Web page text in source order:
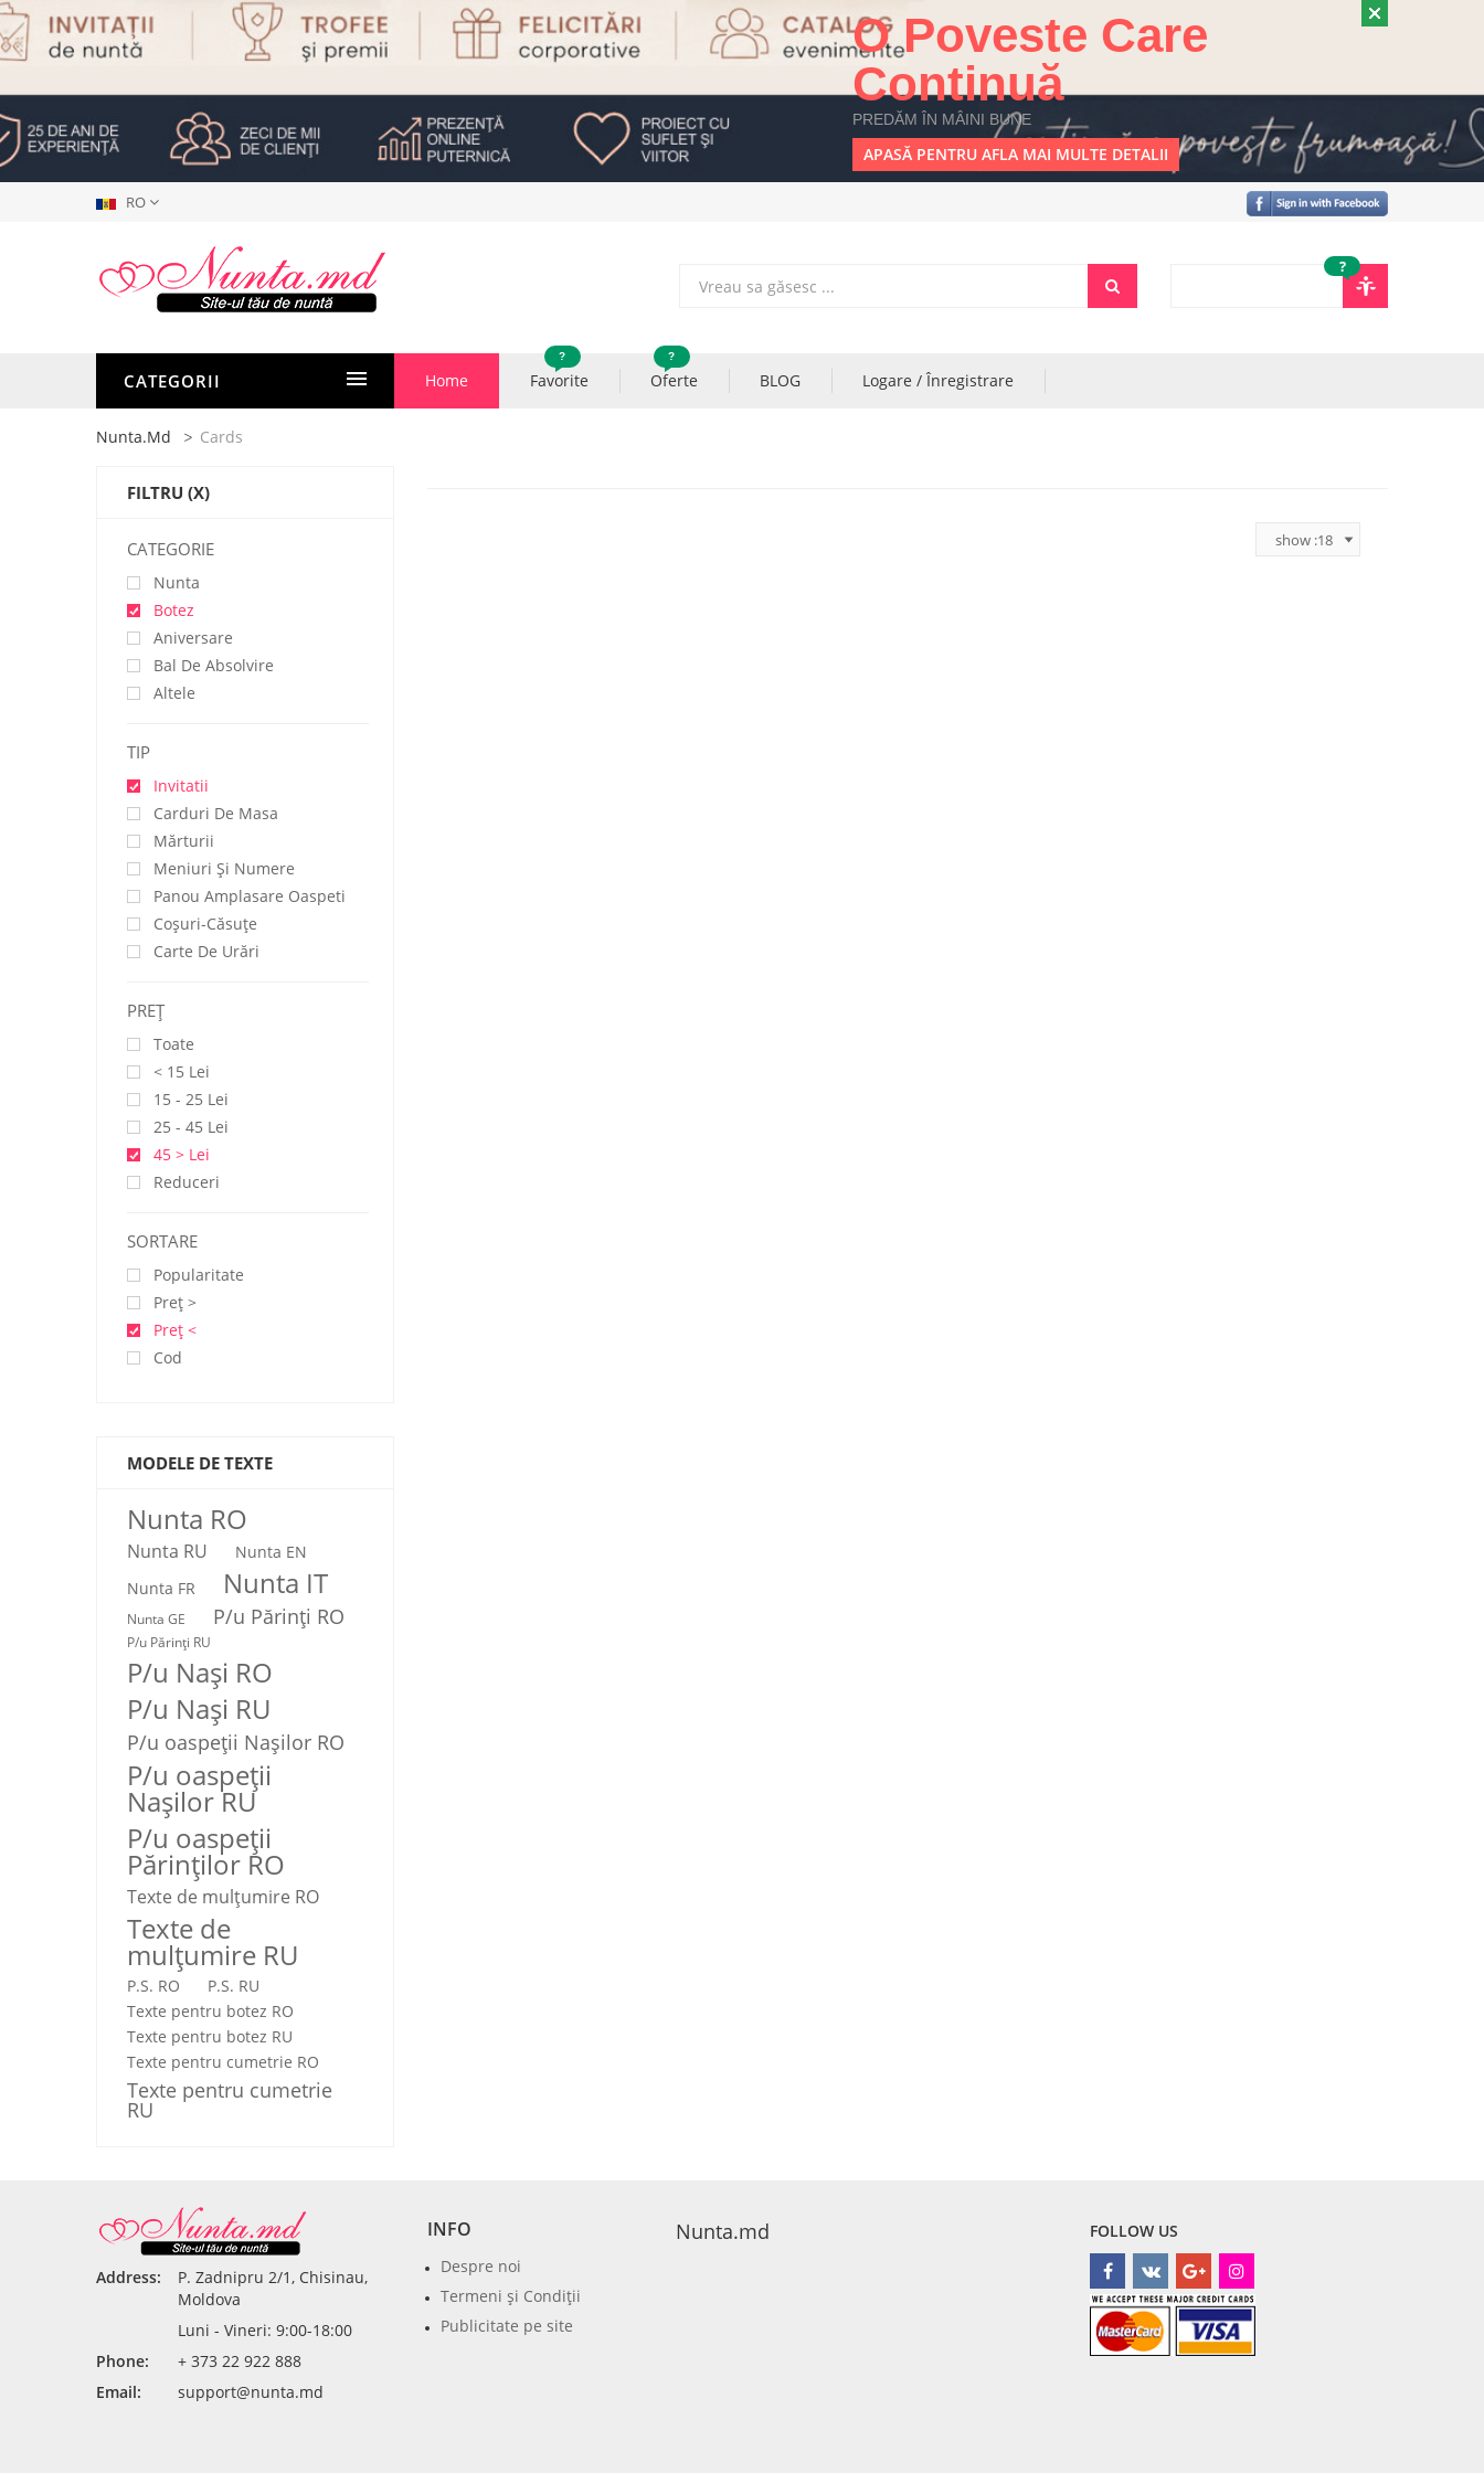
O Poveste Care
Continuă
PREDĂM ÎN MÂINI BUNE
APASĂ PENTRU AFLA MAI MULTE DETALII
RO
?
CATEGORII Home Favorite
?
Oferte
?
BLOG Logare / Înregistrare
Nunta.md Cards
FILTRU (X)
CATEGORIE
Nunta
Botez
Aniversare
Bal De Absolvire
Altele
TIP
Invitatii
Carduri De Masa
Mărturii
Meniuri Și Numere
Panou Amplasare Oaspeti
Coșuri-Căsuțe
Carte De Urări
PREŢ
Toate
< 15 Lei
15 - 25 Lei
25 - 45 Lei
45 > Lei
Reduceri
SORTARE
Popularitate
Preţ >
Preţ <
Cod
MODELE DE TEXTE
Nunta RO
Nunta RU
Nunta EN
Nunta FR
Nunta IT
Nunta GE P/u Părinți RO
P/u Părinți RU
P/u Nași RO
P/u Nași RU
P/u oaspeții Nașilor RO
P/u oaspeții
Nașilor RU
P/u oaspeţii
Părinţilor RO
Texte de mulţumire RO
Texte de
mulţumire RU
P.S. RO
P.S. RU
Texte pentru botez RO
Texte pentru botez RU
Texte pentru cumetrie RO
Texte pentru cumetrie
RU
Address:
P. Zadnipru 2/1, Chisinau,
Moldova
Luni - Vineri: 9:00-18:00
Phone:
+ 373 22 922 888
Email:
support@nunta.md
INFO
Despre noi
Termeni şi Condiţii
Publicitate pe site
Nunta.md FOLLOW US